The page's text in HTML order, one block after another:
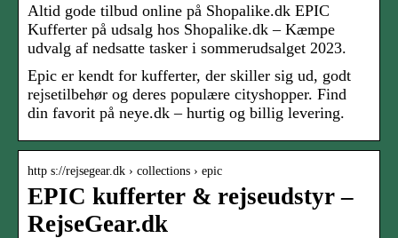
Altid gode tilbud online på Shopalike.dk EPIC
Kufferter på udsalg hos Shopalike.dk – Kæmpe
udvalg af nedsatte tasker i sommerudsalget 2023.
Epic er kendt for kufferter, der skiller sig ud, godt
rejsetilbehør og deres populære cityshopper. Find
din favorit på neye.dk – hurtig og billig levering.
http s://rejsegear.dk › collections › epic
EPIC kufferter & rejseudstyr –
RejseGear.dk